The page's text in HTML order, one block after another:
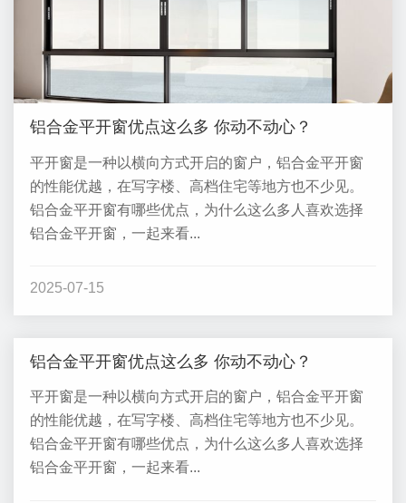
铝合金平开窗优点这么多 你动不动心？
平开窗是一种以横向方式开启的窗户，铝合金平开窗
的性能优越，在写字楼、高档住宅等地方也不少见。
铝合金平开窗有哪些优点，为什么这么多人喜欢选择
铝合金平开窗，一起来看...
2025-07-15
铝合金平开窗优点这么多 你动不动心？
平开窗是一种以横向方式开启的窗户，铝合金平开窗
的性能优越，在写字楼、高档住宅等地方也不少见。
铝合金平开窗有哪些优点，为什么这么多人喜欢选择
铝合金平开窗，一起来看...